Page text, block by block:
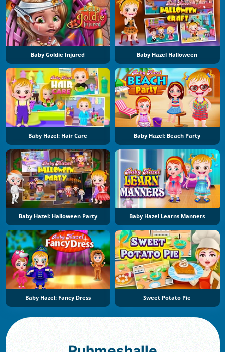
Baby Goldie Injured Baby Hazel Halloween
Baby Hazel: Hair Care Baby Hazel: Beach Party
Baby Hazel: Halloween Party Baby Hazel Learns Manners
Baby Hazel: Fancy Dress Sweet Potato Pie